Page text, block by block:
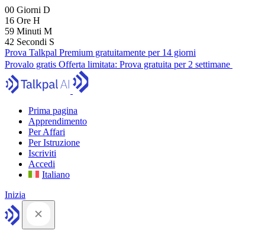
00 Giorni D
16 Ore H
59 Minuti M
41 Secondi S
Prova Talkpal Premium gratuitamente per 14 giorni
Provalo gratis Offerta limitata: Prova gratuita per 2 settimane
Prima pagina
Apprendimento
Per Affari
Per Istruzione
Iscriviti
Accedi
Italiano
Inizia